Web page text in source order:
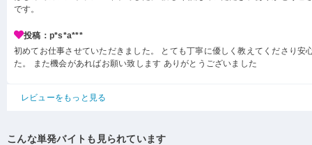
です。
投稿：p*s*a***
初めてお仕事させていただきました。 とても丁寧に優しく教えてくださり安
た。 また機会があればお願い致します ありがとうございました
レビューをもっと見る
こんな単発バイトも見られています